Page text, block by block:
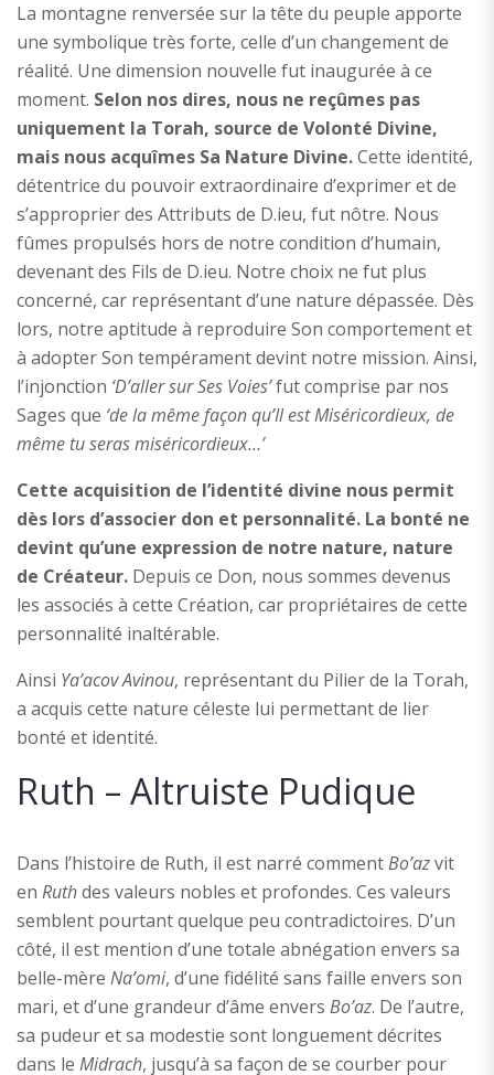
La montagne renversée sur la tête du peuple apporte
une symbolique très forte, celle d’un changement de
réalité. Une dimension nouvelle fut inaugurée à ce
moment. Selon nos dires, nous ne reçûmes pas
uniquement la Torah, source de Volonté Divine,
mais nous acquîmes Sa Nature Divine.Cette identité,
détentrice du pouvoir extraordinaire d’exprimer et de
s’approprier des Attributs de D.ieu, fut nôtre. Nous
fûmes propulsés hors de notre condition d’humain,
devenant des Fils de D.ieu. Notre choix ne fut plus
concerné, car représentant d’une nature dépassée. Dès
lors, notre aptitude à reproduire Son comportement et
à adopter Son tempérament devint notre mission. Ainsi,
l’injonction ‘D’aller sur Ses Voies’fut comprise par nos
Sages que ‘de la même façon qu’Il est Miséricordieux, de
même tu seras miséricordieux…’
Cette acquisition de l’identité divine nous permit
dès lors d’associer don et personnalité. La bonté ne
devint qu’une expression de notre nature, nature
de Créateur. Depuis ce Don, nous sommes devenus
les associés à cette Création, car propriétaires de cette
personnalité inaltérable.
Ainsi Ya’acov Avinou, représentant du Pilier de la Torah,
a acquis cette nature céleste lui permettant de lier
bonté et identité.
Ruth – Altruiste Pudique
Dans l’histoire de Ruth, il est narré commentBo’azvit
en Ruthdes valeurs nobles et profondes. Ces valeurs
semblent pourtant quelque peu contradictoires. D’un
côté, il est mention d’une totale abnégation envers sa
belle-mère Na’omi, d’une fidélité sans faille envers son
mari, et d’une grandeur d’âme envers Bo’az. De l’autre,
sa pudeur et sa modestie sont longuement décrites
dans le Midrach, jusqu’à sa façon de se courber pour